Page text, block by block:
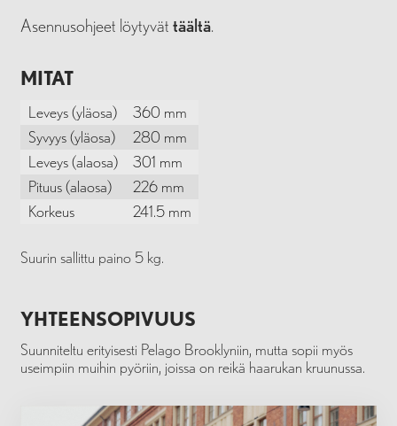
Asennusohjeet löytyvättäältä.
MITAT
Leveys (yläosa)
360 mm
Syvyys (yläosa)
280 mm
Leveys (alaosa)
301 mm
Pituus (alaosa)
226 mm
Korkeus
241.5 mm
Suurin sallittu paino 5 kg.
YHTEENSOPIVUUS
Suunniteltu erityisesti Pelago Brooklyniin, mutta sopii myös
useimpiin muihin pyöriin, joissa on reikä haarukan kruunussa.